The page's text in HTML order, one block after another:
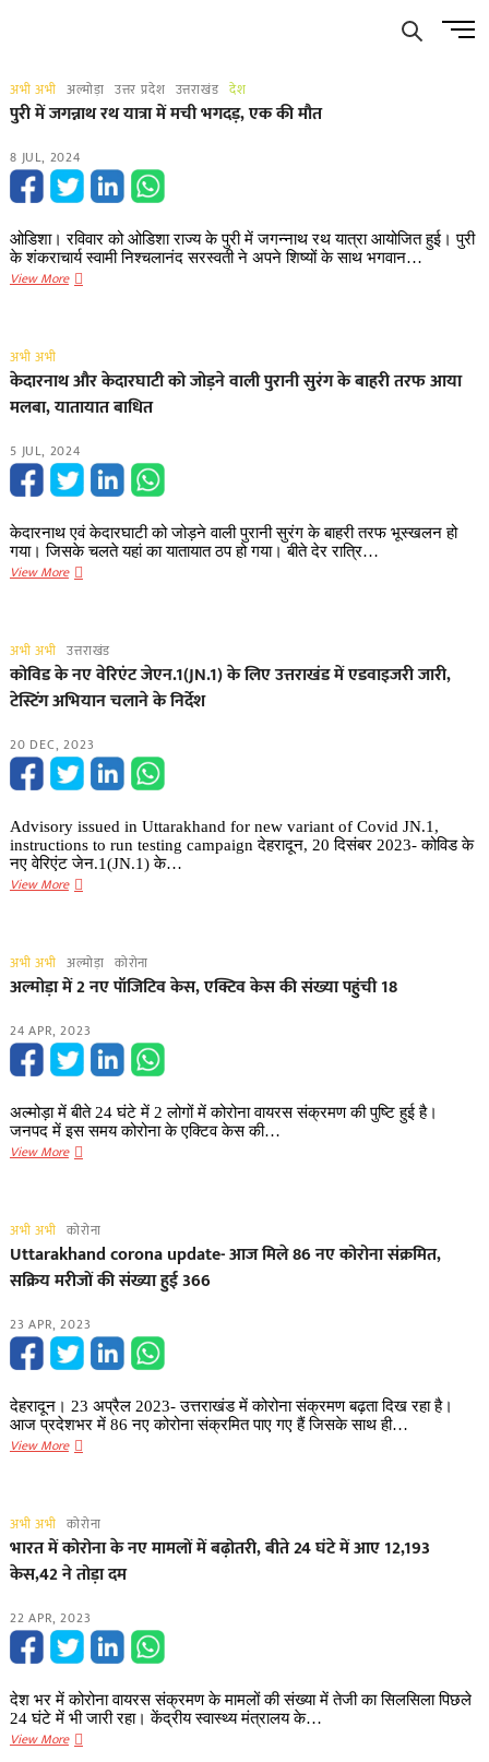
Menu
अभी अभी अल्मोड़ा उत्तर प्रदेश उत्तराखंड देश
पुरी में जगन्नाथ रथ यात्रा में मची भगदड़, एक की मौत
8 JUL, 2024
ओडिशा। रविवार को ओडिशा राज्य के पुरी में जगन्नाथ रथ यात्रा आयोजित हुई। पुरी
के शंकराचार्य स्वामी निश्चलानंद सरस्वती ने अपने शिष्यों के साथ भगवान…
View Moreपुरी
यात्रा
में
मची
एक
की
मौत
अभी अभी
केदारनाथ और केदारघाटी को जोड़ने वाली पुरानी सुरंग के बाहरी तरफ आया
मलबा, यातायात बाधित
5 JUL, 2024
केदारनाथ एवं केदारघाटी को जोड़ने वाली पुरानी सुरंग के बाहरी तरफ भूस्खलन हो
गया। जिसके चलते यहां का यातायात ठप हो गया। बीते देर रात्रि…
View Moreकेदारनाथ
जोड़ने
वाली
पुरानी
के
बाहरी
तरफ
मलबा,
यातायात
बाधित
अभी अभी उत्तराखंड
कोविड के नए वेरिएंट जेएन.1(JN.1) के लिए उत्तराखंड में एडवाइजरी जारी,
टेस्टिंग अभियान चलाने के निर्देश
20 DEC, 2023
Advisory issued in Uttarakhand for new variant of Covid JN.1,
instructions to run testing campaign देहरादून, 20 दिसंबर 2023- कोविड के
नए वेरिएंट जेन.1(JN.1) के…
View Moreकोविड
जेएन.1(JN.1)
के
उत्तराखंड
में
एडवाइजरी
जारी,
टेस्टिंग
अभियान
अभी अभी अल्मोड़ा कोरोना
अल्मोड़ा में 2 नए पॉजिटिव केस, एक्टिव केस की संख्या पहुंची 18
24 APR, 2023
अल्मोड़ा में बीते 24 घंटे में 2 लोगों में कोरोना वायरस संक्रमण की पुष्टि हुई है।
जनपद में इस समय कोरोना के एक्टिव केस की…
View Moreअल्मोड़ा
पॉजिटिव
केस,
एक्टिव
की
संख्या
पहुंची
अभी अभी कोरोना
Uttarakhand corona update- आज मिले 86 नए कोरोना संक्रमित,
सक्रिय मरीजों की संख्या हुई 366
23 APR, 2023
देहरादून। 23 अप्रैल 2023- उत्तराखंड में कोरोना संक्रमण बढ़ता दिख रहा है।
आज प्रदेशभर में 86 नए कोरोना संक्रमित पाए गए हैं जिसके साथ ही…
View MoreUttarakhand
मिले
86
नए
संक्रमित,
सक्रिय
मरीजों
की
संख्या
हुई
366
अभी अभी कोरोना
भारत में कोरोना के नए मामलों में बढ़ोतरी, बीते 24 घंटे में आए 12,193
केस,42 ने तोड़ा दम
22 APR, 2023
देश भर में कोरोना वायरस संक्रमण के मामलों की संख्या में तेजी का सि​लसिला पिछले
24 घंटे में भी जारी रहा। केंद्रीय स्वास्थ्य मंत्रालय के…
View Moreभारत